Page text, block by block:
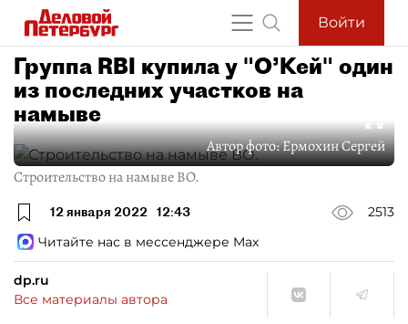
Войти
Группа RBI купила у "О’Кей" один
из последних участков на
намыве
Автор фото:Ермохин Сергей
Строительство на намыве ВО.
12 января 2022 12:43
2513
Читайте нас в мессенджере Max
dp.ru
Все материалы автора